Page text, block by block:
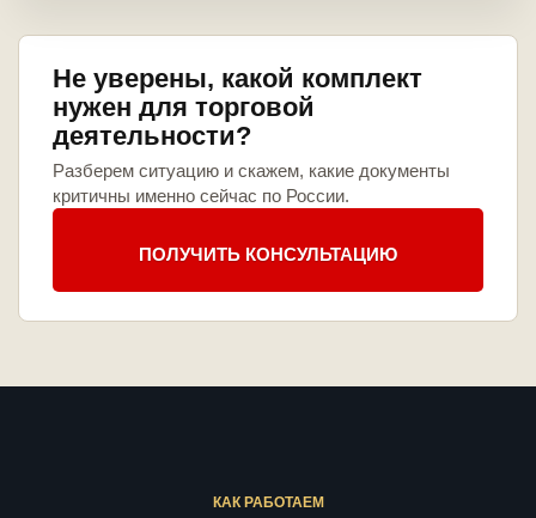
Не уверены, какой комплект
нужен для торговой
деятельности?
Разберем ситуацию и скажем, какие документы
критичны именно сейчас по России.
ПОЛУЧИТЬ КОНСУЛЬТАЦИЮ
КАК РАБОТАЕМ